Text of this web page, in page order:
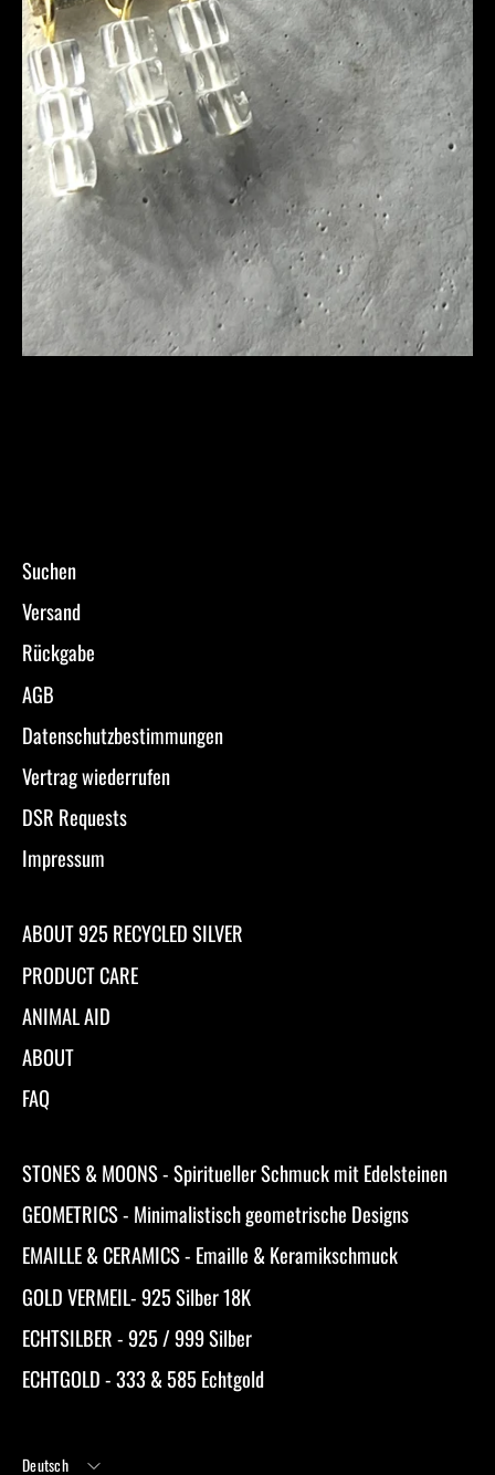
Suchen
Versand
Rückgabe
AGB
Datenschutzbestimmungen
Vertrag wiederrufen
DSR Requests
Impressum
ABOUT 925 RECYCLED SILVER
PRODUCT CARE
ANIMAL AID
ABOUT
FAQ
STONES & MOONS - Spiritueller Schmuck mit Edelsteinen
GEOMETRICS - Minimalistisch geometrische Designs
EMAILLE & CERAMICS - Emaille & Keramikschmuck
GOLD VERMEIL- 925 Silber 18K
ECHTSILBER - 925 / 999 Silber
ECHTGOLD - 333 & 585 Echtgold
Sprache
Deutsch